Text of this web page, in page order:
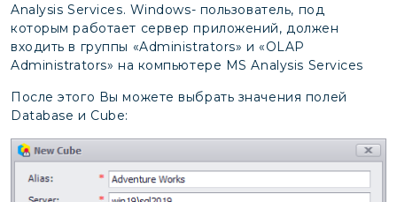
Analysis Services. Windows- пользователь, под
которым работает сервер приложений, должен
входить в группы «Administrators» и «OLAP
Administrators» на компьютере MS Analysis Services
После этого Вы можете выбрать значения полей
Database и Cube: